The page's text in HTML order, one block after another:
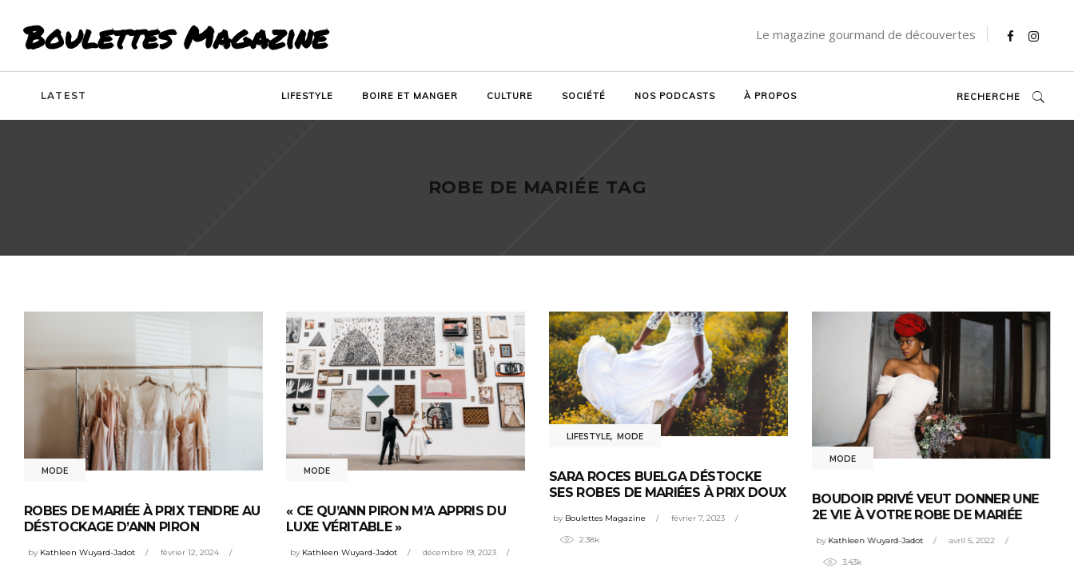
Boulettes Magazine Le magazine gourmand de découvertes
LATEST LIFESTYLE BOIRE ET MANGER CULTURE SOCIÉTÉ NOS PODCASTS À PROPOS RECHERCHE
ROBE DE MARIÉE TAG
MODE
ROBES DE MARIÉE À PRIX TENDRE AU
DÉSTOCKAGE D’ANN PIRON
by Kathleen Wuyard-Jadot février 12, 2024
MODE
« CE QU’ANN PIRON M’A APPRIS DU
LUXE VÉRITABLE »
by Kathleen Wuyard-Jadot décembre 19, 2023
LIFESTYLE, MODE
SARA ROCES BUELGA DÉSTOCKE
SES ROBES DE MARIÉES À PRIX DOUX
by Boulettes Magazine février 7, 2023
2.38k
MODE
BOUDOIR PRIVÉ VEUT DONNER UNE
2E VIE À VOTRE ROBE DE MARIÉE
by Kathleen Wuyard-Jadot avril 5, 2022
3.43k